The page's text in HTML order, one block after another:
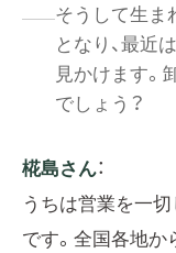
そうして生ま
となり、最近
見かけます。
でしょう？
椛島さん：
うちは営業を一
です。全国各地